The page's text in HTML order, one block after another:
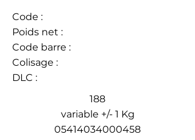
Code :
Poids net :
Code barre :
Colisage :
DLC :
188
variable +/- 1 Kg
05414034000458